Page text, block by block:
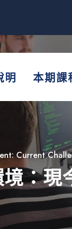
明 本期課
Current
：